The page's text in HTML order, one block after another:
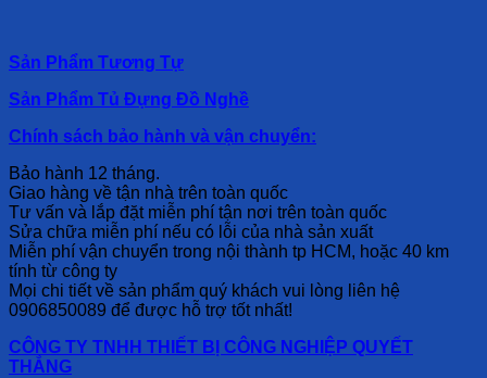
Sản Phẩm Tương Tự
Sản Phẩm Tủ Đựng Đồ Nghề
Chính sách bảo hành và vận chuyển:
Bảo hành 12 tháng.
Giao hàng về tận nhà trên toàn quốc
Tư vấn và lắp đặt miễn phí tận nơi trên toàn quốc
Sửa chữa miễn phí nếu có lỗi của nhà sản xuất
Miễn phí vận chuyển trong nội thành tp HCM, hoặc 40 km
tính từ công ty
Mọi chi tiết về sản phẩm quý khách vui lòng liên hệ
0906850089 để được hỗ trợ tốt nhất!
CÔNG TY TNHH THIẾT BỊ CÔNG NGHIỆP QUYẾT
THẮNG